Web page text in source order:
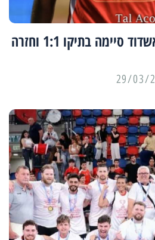
מסובכים, שוב: מ.ס אשדוד סיימה בתיקו 1:1 וחזרה